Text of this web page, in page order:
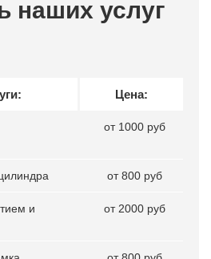
наших услуг
Цена:
от 1000 руб
от 800 руб
и
от 2000 руб